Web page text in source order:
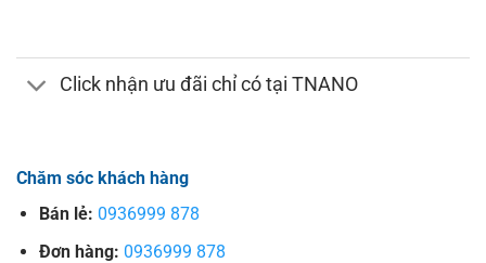
Click nhận ưu đãi chỉ có tại TNANO
Chăm sóc khách hàng
Bán lẻ: 0936999 878
Đơn hàng: 0936999 878